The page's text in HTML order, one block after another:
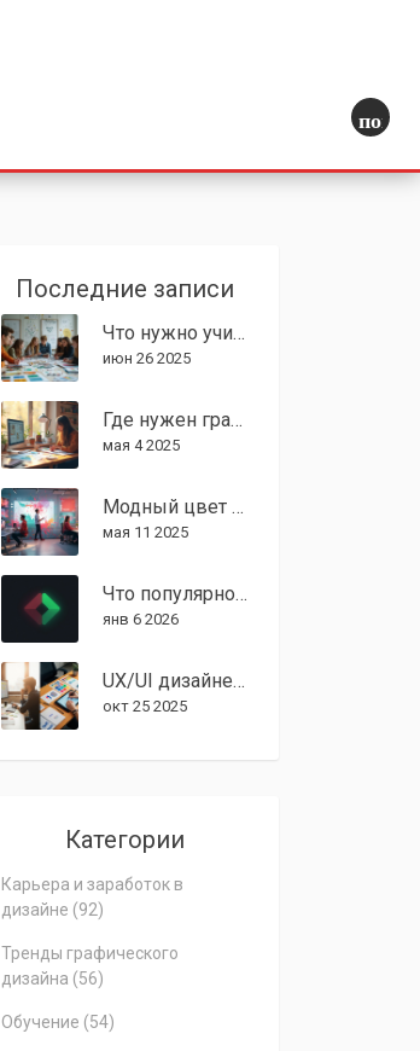
поиск
Последние записи
Что нужно учить для поступления на дизайнера: навигация по навыкам и предметам
июн 26 2025
Где нужен графический дизайн: ключевые источники заработка
мая 4 2025
Модный цвет 2025 года: что выбрать графическому дизайнеру
мая 11 2025
Что популярно в графическом дизайне в 2024 году: реальные тренды, которые работают
янв 6 2026
UX/UI дизайнер vs графический дизайнер: ключевые различия
окт 25 2025
Категории
Карьера и заработок в
дизайне (92)
Тренды графического
дизайна (56)
Обучение (54)